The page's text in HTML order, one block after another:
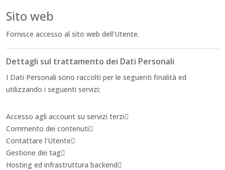
Sito web
Fornisce accesso al sito web dell'Utente.
Dettagli sul trattamento dei Dati Personali
I Dati Personali sono raccolti per le seguenti finalità ed
utilizzando i seguenti servizi:
Accesso agli account su servizi terzi
Commento dei contenuti
Contattare l'Utente
Gestione dei tag
Hosting ed infrastruttura backend